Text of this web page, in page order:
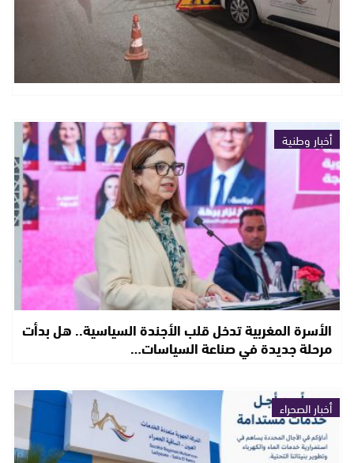
أخبار وطنية
الأسرة المغربية تدخل قلب الأجندة السياسية.. هل بدأت
مرحلة جديدة في صناعة السياسات…
أخبار الصحراء